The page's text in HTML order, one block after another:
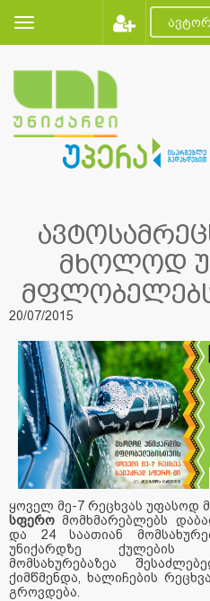
მხოლოდ
მფლობელებს
20/07/2015
ყოველ მე-7 რეცხვას უფასოდ
სფერო მომხმარებლებს
და 24 საათიან
უნიქარდზე ქულების
მომსახურებაზეა
ქიმწმენდა, ხალიჩების
გროვდება.